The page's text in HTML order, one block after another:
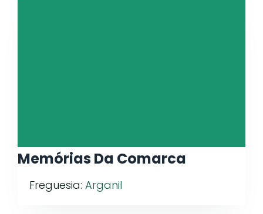
Memórias Da Comarca
Freguesia: Arganil